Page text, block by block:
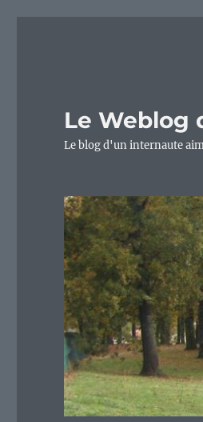
Le Weblog
Le blog d'un internaute